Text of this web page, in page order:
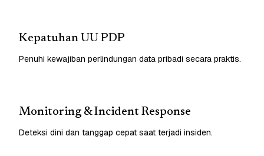
Kepatuhan UU PDP
Penuhi kewajiban perlindungan data pribadi secara praktis.
Monitoring & Incident Response
Deteksi dini dan tanggap cepat saat terjadi insiden.